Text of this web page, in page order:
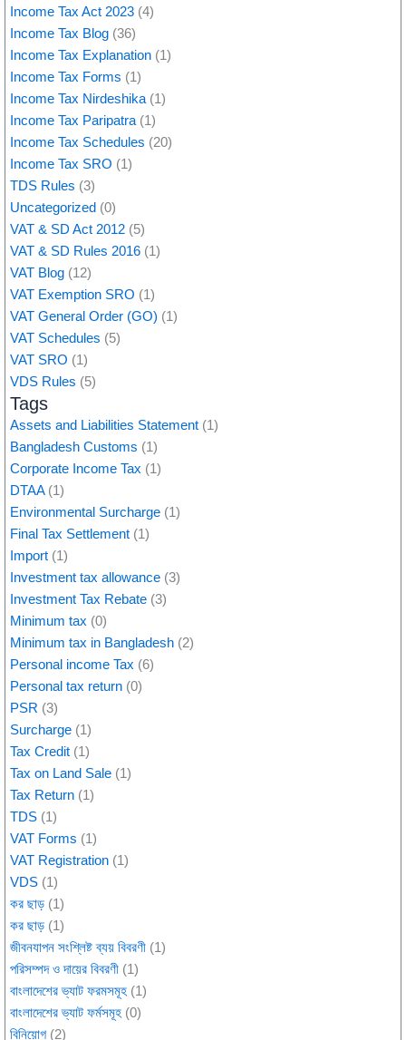
Income Tax Act 2023 (4)
Income Tax Blog (36)
Income Tax Explanation (1)
Income Tax Forms (1)
Income Tax Nirdeshika (1)
Income Tax Paripatra (1)
Income Tax Schedules (20)
Income Tax SRO (1)
TDS Rules (3)
Uncategorized (0)
VAT & SD Act 2012 (5)
VAT & SD Rules 2016 (1)
VAT Blog (12)
VAT Exemption SRO (1)
VAT General Order (GO) (1)
VAT Schedules (5)
VAT SRO (1)
VDS Rules (5)
Tags
Assets and Liabilities Statement (1)
Bangladesh Customs (1)
Corporate Income Tax (1)
DTAA(1)
Environmental Surcharge (1)
Final Tax Settlement (1)
Import (1)
Investment tax allowance (3)
Investment Tax Rebate (3)
Minimum tax (0)
Minimum tax in Bangladesh (2)
Personal income Tax (6)
Personal tax return (0)
PSR (3)
Surcharge (1)
Tax Credit (1)
Tax on Land Sale (1)
Tax Return (1)
TDS (1)
VAT Forms (1)
VAT Registration (1)
VDS (1)
কর ছাড় (1)
কর ছাড় (1)
জীবনযাপন সংশ্লিষ্ট ব্যয় বিবরণী (1)
পরিসম্পদ ও দায়ের বিবরণী (1)
বাংলাদেশের ভ্যাট ফরমসমূহ (1)
বাংলাদেশের ভ্যাট ফর্মসমূহ (0)
বিনিয়োগ (2)